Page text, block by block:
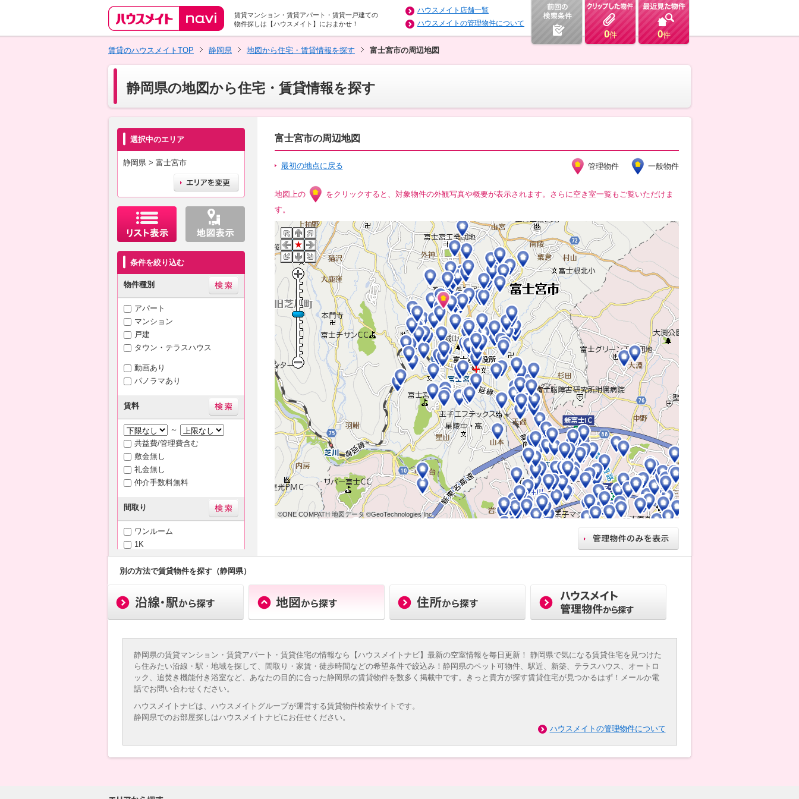
賃貸マンション・賃貸アパート・賃貸一戸建ての
物件探しは【ハウスメイト】におまかせ！
ハウスメイト店舗一覧
ハウスメイトの管理物件について
0件 0件
賃貸のハウスメイトTOP
静岡県 地図から住宅・賃貸情報を探す 富士宮市の周辺地図
静岡県の地図から住宅・賃貸情報を探す
選択中のエリア
静岡県 > 富士宮市
条件を絞り込む
物件種別
アパート
マンション
戸建
タウン・テラスハウス
動画あり
パノラマあり
賃料
～
共益費/管理費含む
敷金無し
礼金無し
仲介手数料無料
間取り
ワンルーム
1K
1DK（+S）
1LDK（+S）
2DK（+S）
2LDK（+S）
3K
4K以上
専有面積
～
築年月
15年以内
富士宮市の周辺地図
最初の地点に戻る 管理物件 一般物件
地図上の
をクリックすると、対象物件の外観写真や概要が表示されます。さらに空き室一覧もご覧いただけま
す。
©ONE COMPATH 地図データ ©GeoTechnologies Inc.
©ONE COMPATH 地図データ ©GeoTechnologies Inc.
©ONE COMPATH 地図データ ©GeoTechnologies Inc.
©ONE COMPATH 地図データ ©GeoTechnologies Inc.
©ONE COMPATH 地図データ ©GeoTechnologies Inc.
©ONE COMPATH 地図データ ©GeoTechnologies Inc.
©ONE COMPATH 地図データ ©GeoTechnologies Inc.
©ONE COMPATH 地図データ ©GeoTechnologies Inc.
©ONE COMPATH 地図データ ©GeoTechnologies Inc.
別の方法で賃貸物件を探す（静岡県）
静岡県の賃貸マンション・賃貸アパート・賃貸住宅の情報なら【ハウスメイトナビ】最新の空室情報を毎日更新！ 静岡県で気になる賃貸住宅を見つけた
ら住みたい沿線・駅・地域を探して、間取り・家賃・徒歩時間などの希望条件で絞込み！静岡県のペット可物件、駅近、新築、テラスハウス、オートロ
ック、追焚き機能付き浴室など、あなたの目的に合った静岡県の賃貸物件を数多く掲載中です。きっと貴方が探す賃貸住宅が見つかるはず！メールか電
話でお問い合わせください。
ハウスメイトナビは、ハウスメイトグループが運営する賃貸物件検索サイトです。
静岡県でのお部屋探しはハウスメイトナビにお任せください。
ハウスメイトの管理物件について